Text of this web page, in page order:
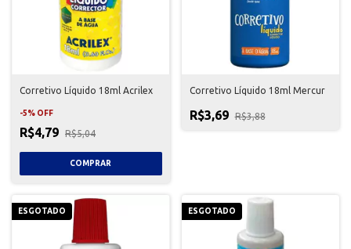
Corretivo Líquido 18ml Acrilex
-5% OFF
R$4,79 R$5,04
Corretivo Líquido 18ml Mercur
R$3,69 R$3,88
ESGOTADO ESGOTADO